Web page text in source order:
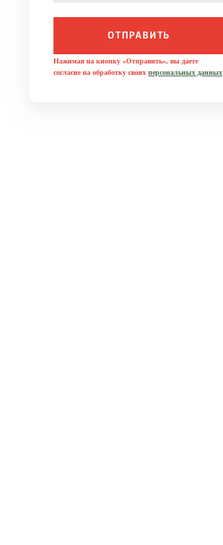
ОТПРАВИТЬ
Нажимая на кнопку «Отправить», вы даете
согласие на обработку своих персональных данных